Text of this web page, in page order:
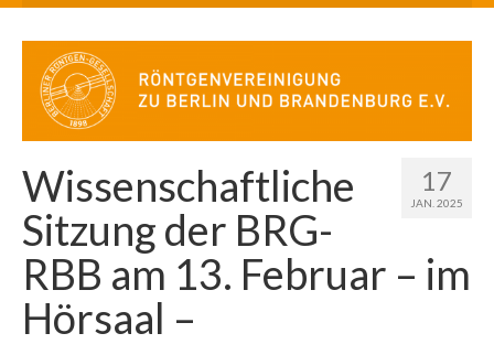
Wir über uns
Kontakt
Geschäftsstelle
Vorstand
Mitglied werden
Zur Geschichte
Satzung
17
JAN. 2025
Wissenschaftliche
Sitzung der BRG-
RBB am 13. Februar – im
Hörsaal –